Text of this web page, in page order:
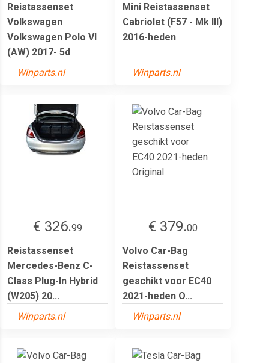
Reistassenset
Volkswagen
Volkswagen Polo VI
(AW) 2017- 5d
Winparts.nl
Mini Reistassenset
Cabriolet (F57 - Mk III)
2016-heden
Winparts.nl
€ 326.99
Reistassenset
Mercedes-Benz C-
Class Plug-In Hybrid
(W205) 20...
Winparts.nl
€ 379.00
Volvo Car-Bag
Reistassenset
geschikt voor EC40
2021-heden O...
Winparts.nl